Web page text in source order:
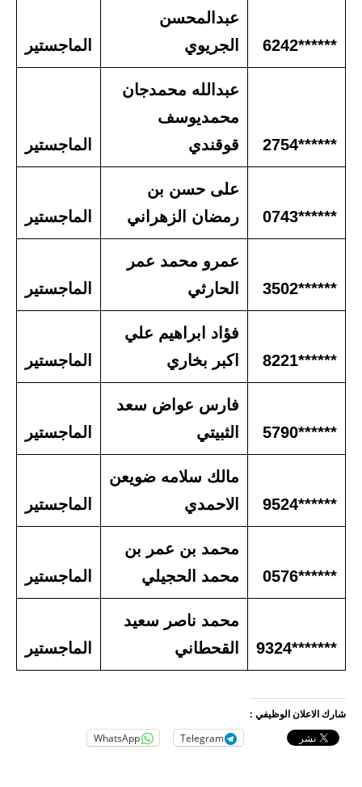
******6242
عبدالمحسن
الجريوي
الماجستير
******2754
عبدالله محمدجان
محمديوسف
قوقندي
الماجستير
******0743
على حسن بن
رمضان الزهراني
الماجستير
******3502
عمرو محمد عمر
الحارثي
الماجستير
******8221
فؤاد ابراهيم علي
اكبر بخاري
الماجستير
******5790
فارس عواض سعد
الثبيتي
الماجستير
******9524
مالك سلامه ضويعن
الاحمدي
الماجستير
******0576
محمد بن عمر بن
محمد الحجيلي
الماجستير
*******9324
محمد ناصر سعيد
القحطاني
الماجستير
شارك الاعلان الوظيفي :
Telegram
WhatsApp